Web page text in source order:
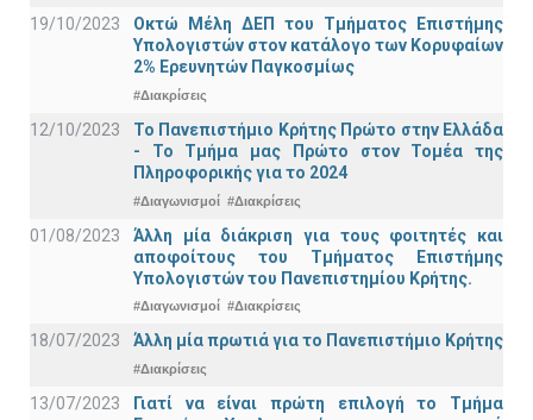
19/10/2023
Οκτώ Μέλη ΔΕΠ του Τμήματος Επιστήμης
Υπολογιστών στον κατάλογο των Κορυφαίων
2% Ερευνητών Παγκοσμίως
#Διακρίσεις
12/10/2023
Το Πανεπιστήμιο Κρήτης Πρώτο στην Ελλάδα
- Το Τμήμα μας Πρώτο στον Τομέα της
Πληροφορικής για το 2024
#Διαγωνισμοί #Διακρίσεις
01/08/2023
Άλλη μία διάκριση για τους φοιτητές και
αποφοίτους του Τμήματος Επιστήμης
Υπολογιστών του Πανεπιστημίου Κρήτης.
#Διαγωνισμοί #Διακρίσεις
18/07/2023 Άλλη μία πρωτιά για το Πανεπιστήμιο Κρήτης
#Διακρίσεις
13/07/2023
Γιατί να είναι πρώτη επιλογή το Τμήμα